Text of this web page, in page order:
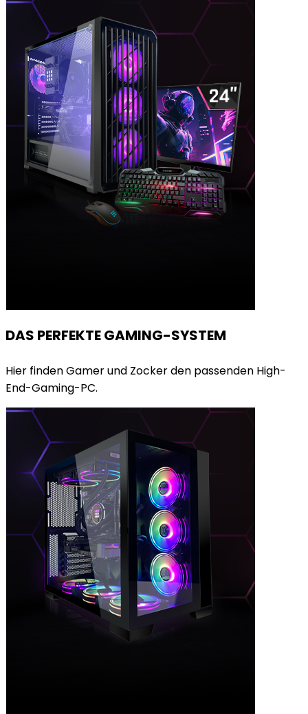
DAS PERFEKTE GAMING-SYSTEM
Hier finden Gamer und Zocker den passenden High-
End-Gaming-PC.